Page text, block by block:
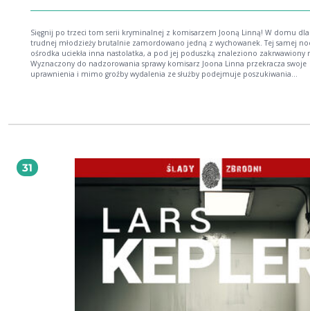
Sięgnij po trzeci tom serii kryminalnej z komisarzem Jooną Linną! W domu dla
trudnej młodzieży brutalnie zamordowano jedną z wychowanek. Tej samej
ośrodka uciekła inna nastolatka, a pod jej poduszką znaleziono zakrwawiony
Wyznaczony do nadzorowania sprawy komisarz Joona Linna przekracza swoje
uprawnienia i mimo groźby wydalenia ze służby podejmuje poszukiwania
przewracają. PUBLISHERS WEEKLY Zdolność Keplera do opisywania umysłów
31